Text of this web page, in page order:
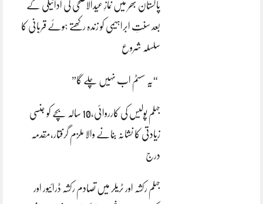
پاکستان بھر میں نمازِ عیدالاضحی کی ادائیگی کے
بعد سنتِ ابراہیمی کو زندہ رکھتے ہوئے قربانی کا
سلسلہ شروع
“یہ سسٹم اب نہیں چلے گا”
جہلم پولیس کی کارروائی،10 سالہ بچے کو جنسی
زیادتی کا نشانہ بنانے والا ملزم گرفتار،مقدمہ
درج
جہلم رکشہ اور ٹریلر میں تصادم رکشہ ڈرائیور اور